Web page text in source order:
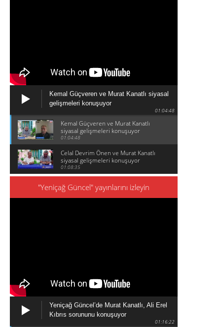
Kemal Güçveren ve Murat Kanatlı siyasal
gelişmeleri konuşuyor
01:04:48
Kemal Güçveren ve Murat Kanatlı
siyasal gelişmeleri konuşuyor
01:04:48
Celal Devrim Önen ve Murat Kanatlı
siyasal gelişmeleri konuşuyor
01:08:35
"Yeniçağ Güncel" yayınlarını izleyin
Yeniçağ Güncel’de Murat Kanatlı, Ali Erel
Kıbrıs sorununu konuşuyor
01:16:22